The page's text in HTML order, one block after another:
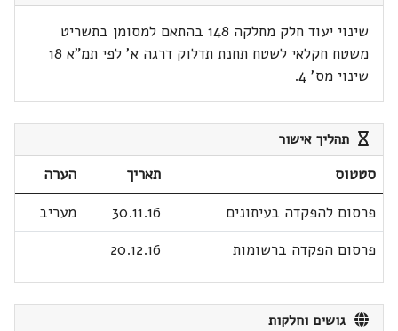
שינוי יעוד חלק מחלקה 148 בהתאם למסומן בתשריט
משטח חקלאי לשטח תחנת תדלוק דרגה א' לפי תמ"א 18
שינוי מס' 4.
תהליך אישור
סטטוס תאריך
הערה
פרסום להפקדה בעיתונים
30.11.16
מעריב
פרסום הפקדה ברשומות
20.12.16
גושים וחלקות